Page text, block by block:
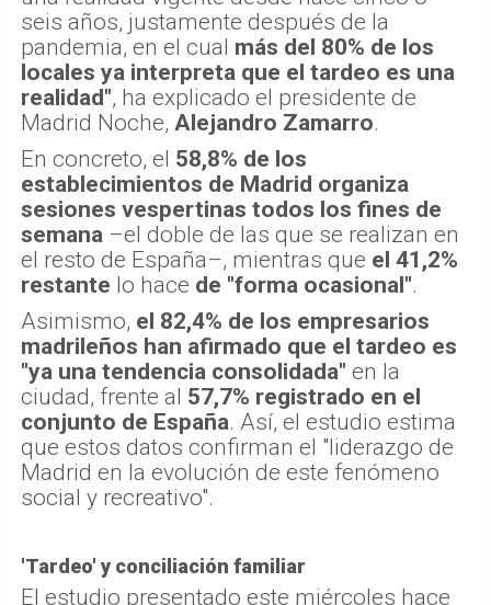
seis años, justamente después de la
pandemia, en el cual más del 80% de los
locales ya interpreta que el tardeo es una
realidad", ha explicado el presidente de
Madrid Noche, Alejandro Zamarro.
En concreto, el 58,8% de los
establecimientos de Madrid organiza
sesiones vespertinas todos los fines de
semana –el doble de las que se realizan en
el resto de España–, mientras que el 41,2%
restante lo hace de "forma ocasional".
Asimismo, el 82,4% de los empresarios
madrileños han afirmado que el tardeo es
"ya una tendencia consolidada" en la
ciudad, frente al 57,7% registrado en el
conjunto de España. Así, el estudio estima
que estos datos confirman el "liderazgo de
Madrid en la evolución de este fenómeno
social y recreativo".
'Tardeo' y conciliación familiar
El estudio presentado este miércoles hace